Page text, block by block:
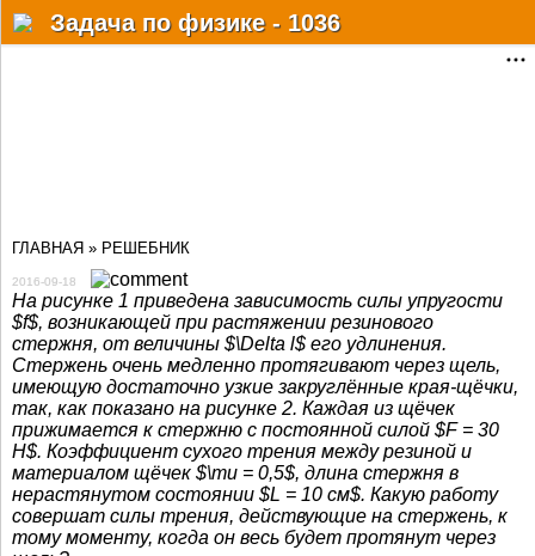
Разделы
Факты
Мат. онлайн сервисы
Физ.-хим. справочник
Форум
Дополнительно
Авторизация
Задача по физике - 1036
ГЛАВНАЯ » РЕШЕБНИК
2016-09-18
На рисунке 1 приведена зависимость силы упругости
$f$, возникающей при растяжении резинового
стержня, от величины $\Delta l$ его удлинения.
Стержень очень медленно протягивают через щель,
имеющую достаточно узкие закруглённые края-щёчки,
так, как показано на рисунке 2. Каждая из щёчек
прижимается к стержню с постоянной силой $F = 30
Н$. Коэффициент сухого трения между резиной и
материалом щёчек $\mu = 0,5$, длина стержня в
нерастянутом состоянии $L = 10 см$. Какую работу
совершат силы трения, действующие на стержень, к
тому моменту, когда он весь будет протянут через